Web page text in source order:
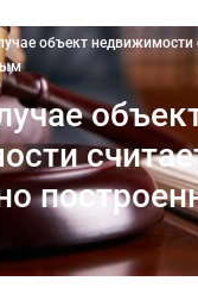
объект недвижимости